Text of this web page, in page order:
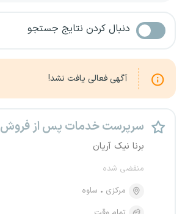
دنبال کردن نتایج جستجو
آگهی فعالی یافت نشد!
سرپرست خدمات پس از فروش
برنا نیک آریان
منقضی شده
مرکزی
ساوه